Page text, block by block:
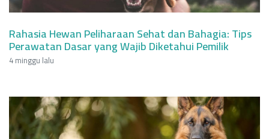
Rahasia Hewan Peliharaan Sehat dan Bahagia: Tips
Perawatan Dasar yang Wajib Diketahui Pemilik
4 minggu lalu